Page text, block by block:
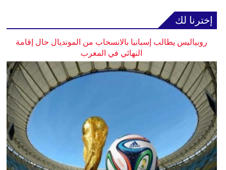
إخترنا لك
روبياليس يطالب إسبانيا بالانسحاب من المونديال حال إقامة
النهائي في المغرب